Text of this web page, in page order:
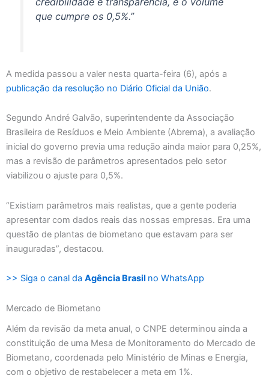
que cumpre os 0,5%.”
A medida passou a valer nesta quarta-feira (6), após a
publicação da resolução no Diário Oficial da União.
Segundo André Galvão, superintendente da Associação
Brasileira de Resíduos e Meio Ambiente (Abrema), a avaliação
inicial do governo previa uma redução ainda maior para 0,25%,
mas a revisão de parâmetros apresentados pelo setor
viabilizou o ajuste para 0,5%.
“Existiam parâmetros mais realistas, que a gente poderia
apresentar com dados reais das nossas empresas. Era uma
questão de plantas de biometano que estavam para ser
inauguradas”, destacou.
>> Siga o canal da Agência Brasil no WhatsApp
Mercado de Biometano
Além da revisão da meta anual, o CNPE determinou ainda a
constituição de uma Mesa de Monitoramento do Mercado de
Biometano, coordenada pelo Ministério de Minas e Energia,
com o objetivo de restabelecer a meta em 1%.